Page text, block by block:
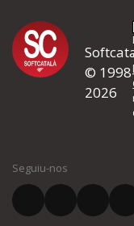
d'errors
Si heu trobat un
quina és la millora
El vostre correu
©
2026
Seguiu-nos